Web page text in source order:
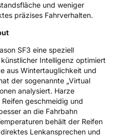
und weniger
präzises Fahrverhalten.
SF3 eine speziell
Intelligenz optimiert
aus Wintertauglichkeit und
der sogenannte „Virtual
analysiert. Harze
geschmeidig und
an die Fahrbahn
behält der Reifen
Lenkansprechen und